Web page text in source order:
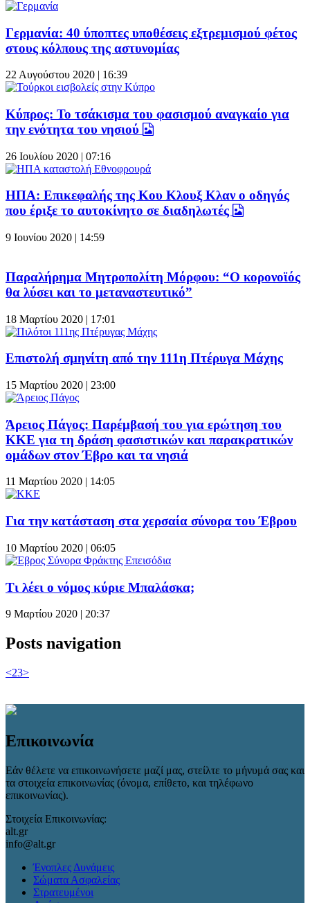
Γερμανία: 40 ύποπτες υποθέσεις εξτρεμισμού φέτος
στους κόλπους της αστυνομίας
22 Αυγούστου 2020 | 16:39
Κύπρος: Το τσάκισμα του φασισμού αναγκαίο για
την ενότητα του νησιού
26 Ιουλίου 2020 | 07:16
ΗΠΑ: Επικεφαλής της Κου Κλουξ Κλαν ο οδηγός
που έριξε το αυτοκίνητο σε διαδηλωτές
9 Ιουνίου 2020 | 14:59
Παραλήρημα Μητροπολίτη Μόρφου: “Ο κορονοϊός
θα λύσει και το μεταναστευτικό”
18 Μαρτίου 2020 | 17:01
Επιστολή σμηνίτη από την 111η Πτέρυγα Μάχης
15 Μαρτίου 2020 | 23:00
Άρειος Πάγος: Παρέμβασή του για ερώτηση του
ΚΚΕ για τη δράση φασιστικών και παρακρατικών
ομάδων στον Έβρο και τα νησιά
11 Μαρτίου 2020 | 14:05
Για την κατάσταση στα χερσαία σύνορα του Έβρου
10 Μαρτίου 2020 | 06:05
Τι λέει ο νόμος κύριε Μπαλάσκα;
9 Μαρτίου 2020 | 20:37
Posts navigation
<23>
Επικοινωνία
Εάν θέλετε να επικοινωνήσετε μαζί μας, στείλτε το μήνυμά σας και
τα στοιχεία επικοινωνίας (όνομα, επίθετο, και τηλέφωνο
επικοινωνίας).
Στοιχεία Επικοινωνίας:
alt.gr
info@alt.gr
Ένοπλες Δυνάμεις
Σώματα Ασφαλείας
Στρατευμένοι